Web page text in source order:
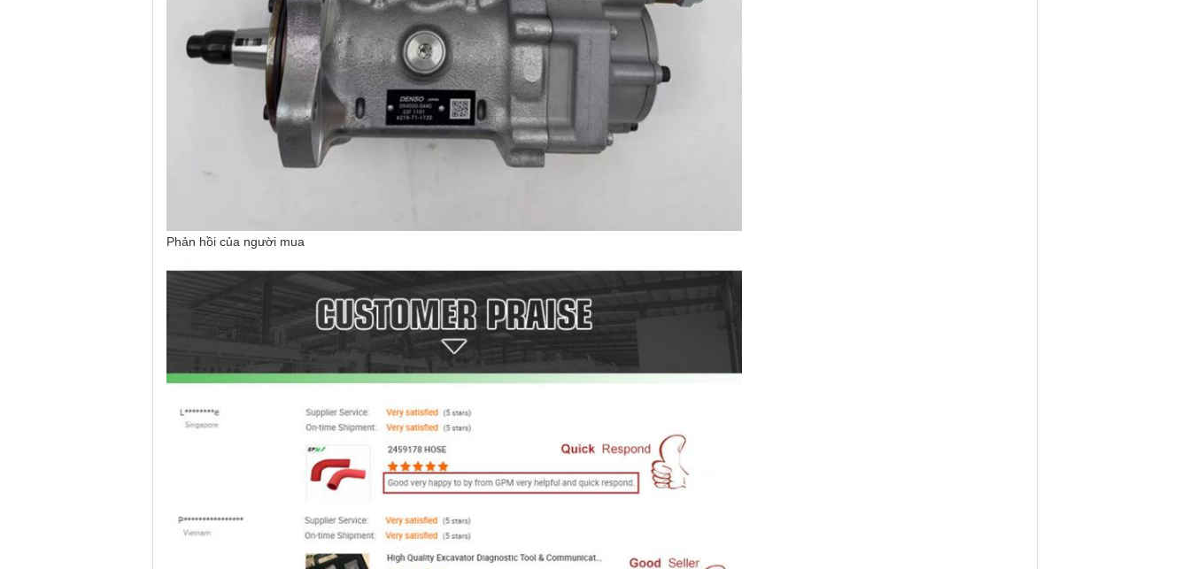
Phản hồi của người mua